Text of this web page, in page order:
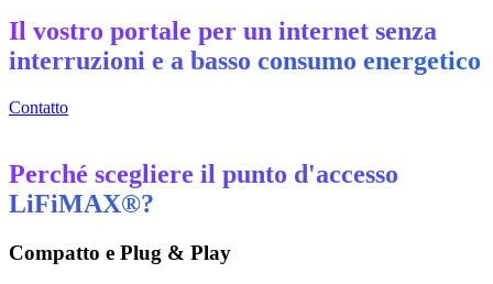
Il vostro portale per un internet senza
interruzioni e a basso consumo energetico
Contatto
Perché scegliere il punto d'accesso
LiFiMAX®?
Compatto e Plug & Play